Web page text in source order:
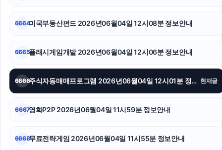
인천하수구막힘
동작하수구막힘
6664미국부동산펀드 2026년06월04일 12시08분 정보안내
6665플래시게임개발 2026년06월04일 12시06분 정보안내
6666 주식자동매매프로그램 2026년06월04일 12시01분 정보안내 현재글
6667영화P2P 2026년06월04일 11시59분 정보안내
6668무료전략게임 2026년06월04일 11시55분 정보안내